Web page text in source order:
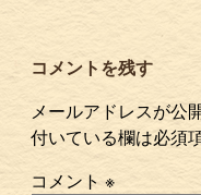
コメントを残す
メールアドレスが公
付いている欄は必須
コメント※